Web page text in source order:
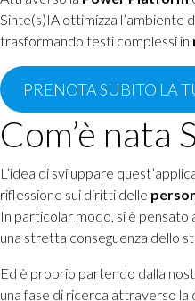
Sinte(s)IA ottimizza l’ambiente
trasformando testi complessi in
PRENOTA SUBITO LA
Com’è nata
L’idea di sviluppare
riflessione sui diritti delle
In particolar modo, si è pensato
una stretta conseguenza dello
Ed è proprio partendo dalla
una fase di ricerca attraverso la